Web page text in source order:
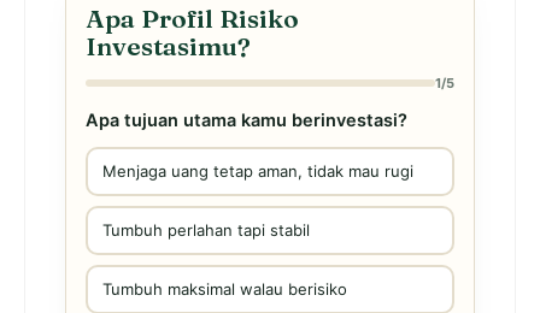
Apa Profil Risiko
Investasimu?
1/5
Apa tujuan utama kamu berinvestasi?
Menjaga uang tetap aman, tidak mau rugi
Tumbuh perlahan tapi stabil
Tumbuh maksimal walau berisiko